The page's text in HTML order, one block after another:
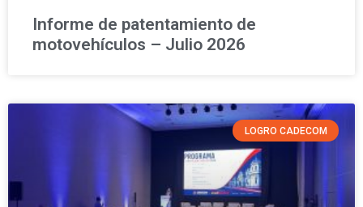
Informe de patentamiento de
motovehículos – Julio 2026
LOGRO CADECOM